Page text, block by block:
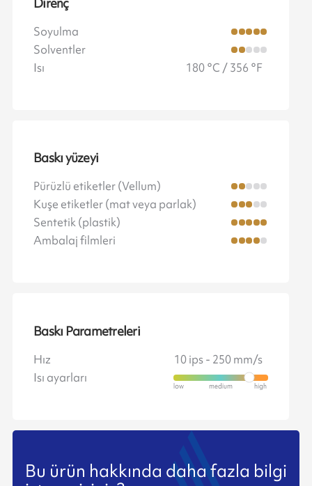
Soyulma
Solventler
Isı
180 °C / 356 °F
Baskı yüzeyi
Pürüzlü etiketler (Vellum)
Kuşe etiketler (mat veya parlak)
Sentetik (plastik)
Ambalaj filmleri
Baskı Parametreleri
Hız
10 ips - 250 mm/s
Isı ayarları
Bu ürün hakkında daha fazla bilgi